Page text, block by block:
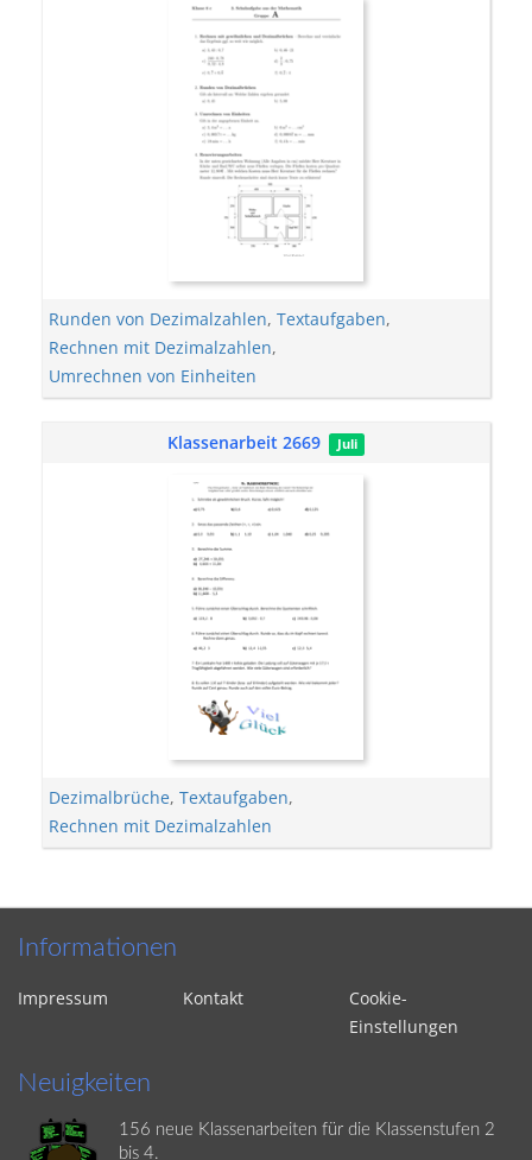
Runden von Dezimalzahlen, Textaufgaben,
Rechnen mit Dezimalzahlen,
Umrechnen von Einheiten
Klassenarbeit 2669 Juli
Dezimalbrüche, Textaufgaben,
Rechnen mit Dezimalzahlen
Informationen
Impressum Kontakt
Cookie-
Einstellungen
Neuigkeiten
156 neue Klassenarbeiten für die Klassenstufen 2
bis 4.